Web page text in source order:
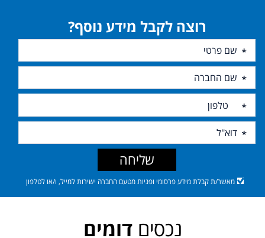
רוצה לקבל מידע נוסף?
מאשר/ת קבלת מידע פרסומי ופניות מטעם החברה ישירות למייל, ו/או לטלפון
שליחה
נכסיםדומים